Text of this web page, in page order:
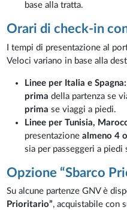
base alla tratta.
Orari di check-in
I tempi di presentazione al
Veloci variano in base alla
Linee per Italia e Spagna:
prima della partenza se
prima se viaggi a piedi.
Linee per Tunisia,
presentazionealmeno 4
sia per passeggeri a piedi
Opzione “Sbarco
Su alcune partenze GNV è
Prioritario”, acquistabile con